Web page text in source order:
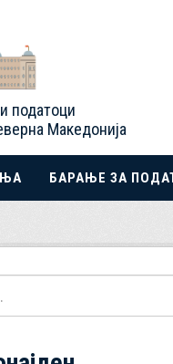
податоци
Македонија
БАРАЊЕ ЗА